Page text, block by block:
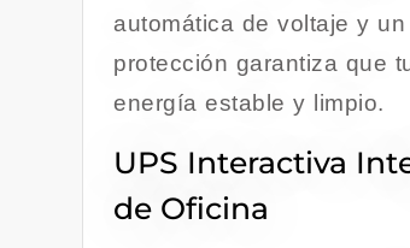
automática de voltaje y
protección garantiza que
energía estable y limpio.
UPS Interactiva
de Oficina